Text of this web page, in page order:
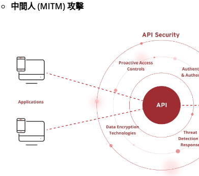
中間人 (MITM) 攻擊